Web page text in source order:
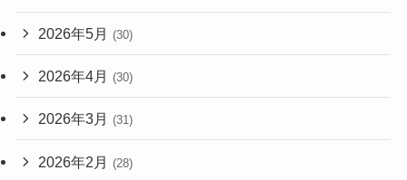
2026年5月 (30)
2026年4月 (30)
2026年3月 (31)
2026年2月 (28)